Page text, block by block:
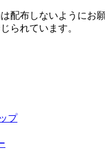
配布しないようにお
られています。
プ